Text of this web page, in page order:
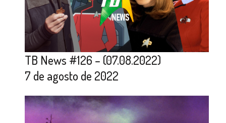
TB News #126 – (07.08.2022)
7 de agosto de 2022